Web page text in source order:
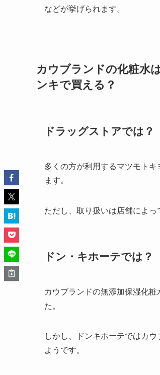
などが挙げられます。
カウブランドの化粧水
ンキで買える？
ドラッグストアでは？
多くの方が利用するマツモト
ます。
ただし、取り扱いは店舗によっ
ドン・キホーテでは？
カウブランドの無添加保湿化
た。
しかし、ドンキホーテではカ
ようです。